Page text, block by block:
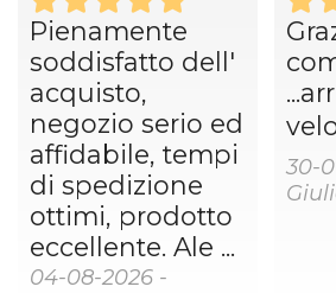
Pienamente
soddisfatto dell'
acquisto,
negozio serio ed
affidabile, tempi
di spedizione
ottimi, prodotto
eccellente. Ale ...
04-08-2026 -
30-